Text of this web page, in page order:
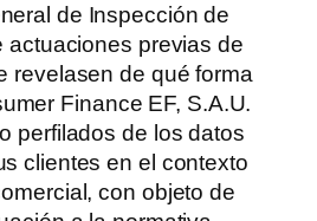
de Inspección de
actuaciones previas de
revelasen de qué forma
Finance EF, S.A.U.
perfilados de los datos
clientes en el contexto
con objeto de